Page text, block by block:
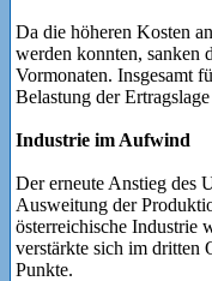
Da die höheren Kosten
werden konnten, sanken
Vormonaten. Insgesamt
Belastung der
Industrie im Aufwind
Der erneute Anstieg des
Ausweitung der
österreichische Industrie
verstärkte sich im dritten
Punkte.